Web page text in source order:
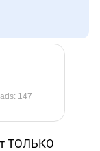
147
ТОЛЬКО